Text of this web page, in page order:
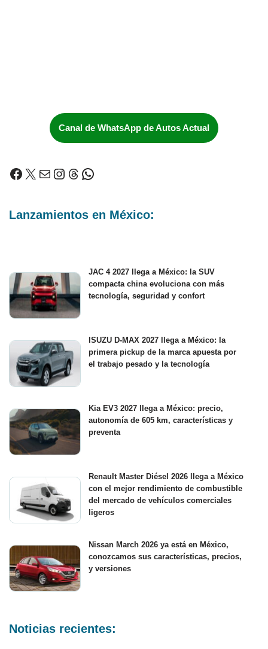
Canal de WhatsApp de Autos Actual
Lanzamientos en México:
JAC 4 2027 llega a México: la SUV
compacta china evoluciona con más
tecnología, seguridad y confort
ISUZU D-MAX 2027 llega a México: la
primera pickup de la marca apuesta por
el trabajo pesado y la tecnología
Kia EV3 2027 llega a México: precio,
autonomía de 605 km, características y
preventa
Renault Master Diésel 2026 llega a México
con el mejor rendimiento de combustible
del mercado de vehículos comerciales
ligeros
Nissan March 2026 ya está en México,
conozcamos sus características, precios,
y versiones
Noticias recientes: